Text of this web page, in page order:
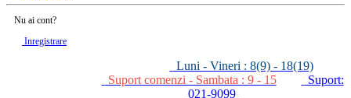
Nu ai cont?
Inregistrare
Luni - Vineri : 8(9) - 18(19)
Suport comenzi - Sambata : 9 - 15
Suport:
021-9099